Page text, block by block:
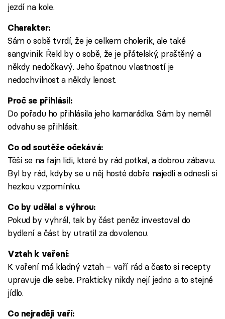
jezdí na kole.
Charakter:
Sám o sobě tvrdí, že je celkem cholerik, ale také
sangvinik. Řekl by o sobě, že je přátelský, praštěný a
někdy nedočkavý. Jeho špatnou vlastností je
nedochvilnost a někdy lenost.
Proč se přihlásil:
Do pořadu ho přihlásila jeho kamarádka. Sám by neměl
odvahu se přihlásit.
Co od soutěže očekává:
Těší se na fajn lidi, které by rád potkal, a dobrou zábavu.
Byl by rád, kdyby se u něj hosté dobře najedli a odnesli si
hezkou vzpomínku.
Co by udělal s výhrou:
Pokud by vyhrál, tak by část peněz investoval do
bydlení a část by utratil za dovolenou.
Vztah k vaření:
K vaření má kladný vztah – vaří rád a často si recepty
upravuje dle sebe. Prakticky nikdy nejí jedno a to stejné
jídlo.
Co nejraději vaří: